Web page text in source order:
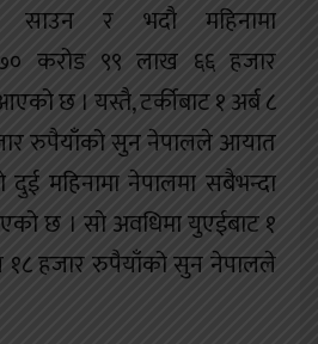
साउन र भदौ महिनामा
७० करोड ९९ लाख ६६ हजार
छ । यस्तै, टर्कीबाट १ अर्ब ८
रुपैयाँको सुन नेपालले आयात
महिनामा नेपालमा सबैभन्दा
छ । सो अवधिमा युएईबाट १
१८ हजार रुपैयाँको सुन नेपालले